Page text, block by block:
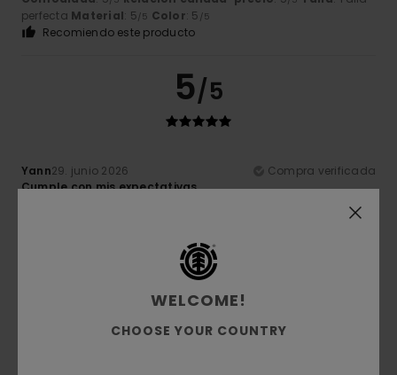
perfecta Material: 5/5 Color: 5 /5
Recomiendo este producto
5/5
Yann29. junio 2026
Compra verificada
Cumple con mis expectativas
: Talla
: 5 /5
Recomiendo este producto
5/5
WELCOME!
CHOOSE YOUR COUNTRY